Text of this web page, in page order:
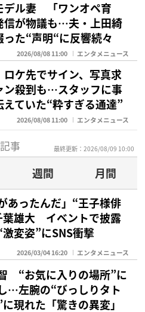
デル妻 「ワンオペ育
信が物議も…夫・上田綺
った“声明“に反響続々
2026/08/08 11:00 エンタメニュース
ケ先でサイン、写真求
ン殺到も…スタッフに事
えていた“粋すぎる通達”
2026/08/08 11:00 エンタメニュース
事 最終更新：2026/08/09 10:00
週間
月間
あったんだ」“王子様俳
葉雄大 イベントで披露
激変姿”にSNS衝撃
2026/03/04 16:20 エンタメニュース
“お気に入りの場所”に
…左腕の“びっしりタト
に現れた「驚きの異変」